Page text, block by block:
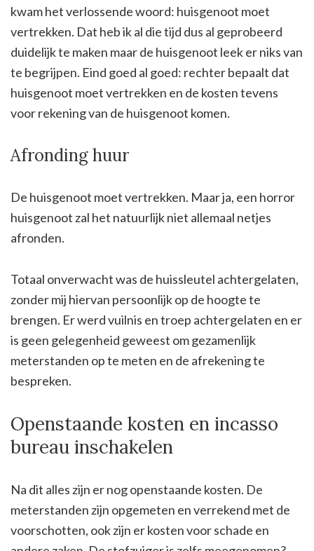
kwam het verlossende woord: huisgenoot moet
vertrekken. Dat heb ik al die tijd dus al geprobeerd
duidelijk te maken maar de huisgenoot leek er niks van
te begrijpen. Eind goed al goed: rechter bepaalt dat
huisgenoot moet vertrekken en de kosten tevens
voor rekening van de huisgenoot komen.
Afronding huur
De huisgenoot moet vertrekken. Maar ja, een horror
huisgenoot zal het natuurlijk niet allemaal netjes
afronden.
Totaal onverwacht was de huissleutel achtergelaten,
zonder mij hiervan persoonlijk op de hoogte te
brengen. Er werd vuilnis en troep achtergelaten en er
is geen gelegenheid geweest om gezamenlijk
meterstanden op te meten en de afrekening te
bespreken.
Openstaande kosten en incasso
bureau inschakelen
Na dit alles zijn er nog openstaande kosten. De
meterstanden zijn opgemeten en verrekend met de
voorschotten, ook zijn er kosten voor schade en